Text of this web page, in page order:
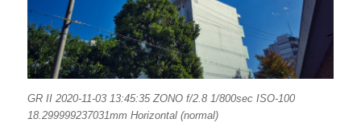
GR II 2020-11-03 13:45:35 ZONO f/2.8 1/800sec ISO-100
18.299999237031mm Horizontal (normal)